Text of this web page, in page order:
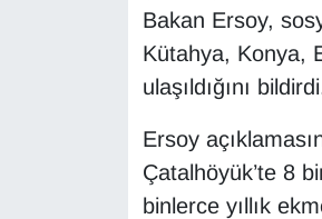
Bakan Ersoy,
Kütahya, Konya,
ulaşıldığını
Ersoy
Çatalhöyük’te 8
binlerce yıllık